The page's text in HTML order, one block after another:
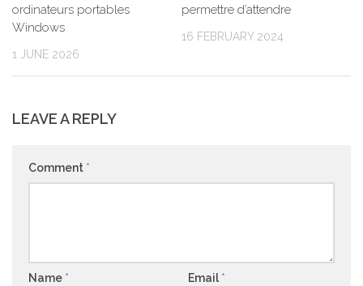
ordinateurs portables
Windows
1 JUNE 2026
permettre d’attendre
16 FEBRUARY 2024
LEAVE A REPLY
Comment *
Name * Email *